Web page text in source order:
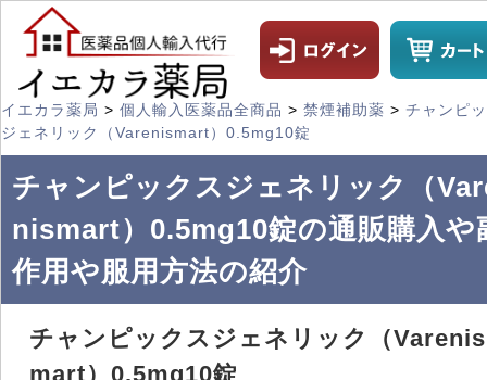
イエカラ薬局 > 個人輸入医薬品全商品 > 禁煙補助薬 > チャンピ
ジェネリック（Varenismart）0.5mg10錠
チャンピックスジェネリック（
nismart）0.5mg10錠の通販購入や
作用や服用方法の紹介
チャンピックスジェネリック（Varenis
mart）0.5mg10錠